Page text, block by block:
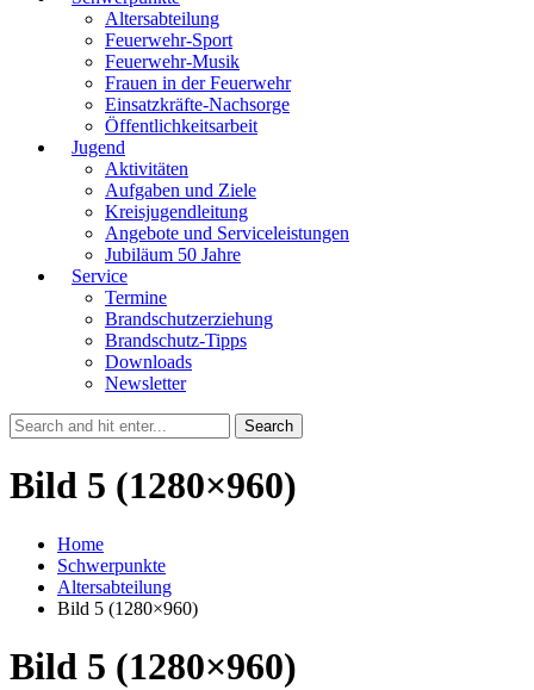
Altersabteilung
Feuerwehr-Sport
Feuerwehr-Musik
Frauen in der Feuerwehr
Einsatzkräfte-Nachsorge
Öffentlichkeitsarbeit
Jugend
Aktivitäten
Aufgaben und Ziele
Kreisjugendleitung
Angebote und Serviceleistungen
Jubiläum 50 Jahre
Service
Termine
Brandschutzerziehung
Brandschutz-Tipps
Downloads
Newsletter
Bild 5 (1280×960)
Home
Schwerpunkte
Altersabteilung
Bild 5 (1280×960)
Bild 5 (1280×960)